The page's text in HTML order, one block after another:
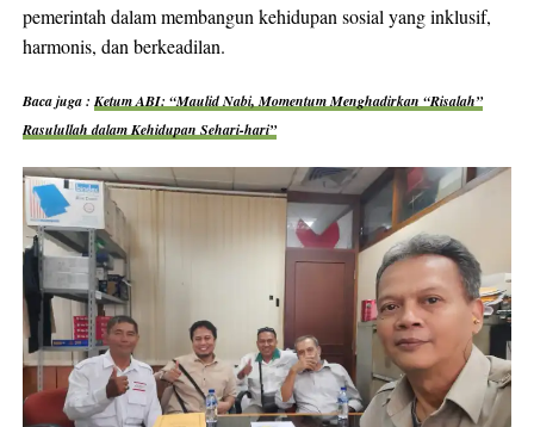
pemerintah dalam membangun kehidupan sosial yang inklusif,
harmonis, dan berkeadilan.
Baca juga : Ketum ABI: “Maulid Nabi, Momentum Menghadirkan “Risalah”
Rasulullah dalam Kehidupan Sehari-hari”